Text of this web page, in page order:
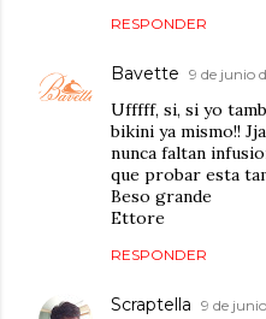
RESPONDER
Bavette 9 de junio
Ufffff, si, si yo
bikini ya mismo!!
nunca faltan
que probar esta
Beso grande
Ettore
RESPONDER
Scraptella 9 de